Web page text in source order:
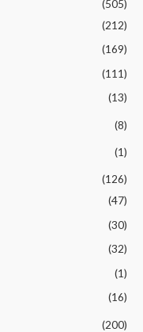
(505)
(212)
(169)
(111)
(13)
(8)
(1)
(126)
(47)
(30)
(32)
(1)
(16)
(200)